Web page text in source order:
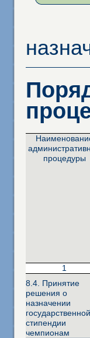
процедуры
1
8.4. Принятие
решения о
назначении
государственной
стипендии
чемпионам